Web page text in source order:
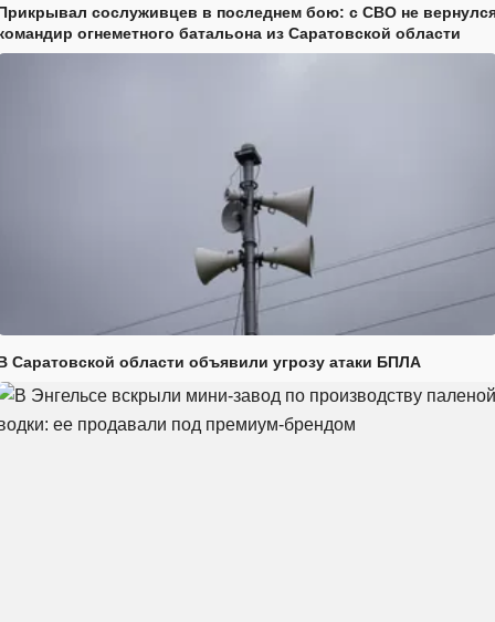
сослуживцев в последнем бою: с СВО не
огнеметного батальона из Саратовской области
Саратовской области объявили угрозу атаки БПЛА